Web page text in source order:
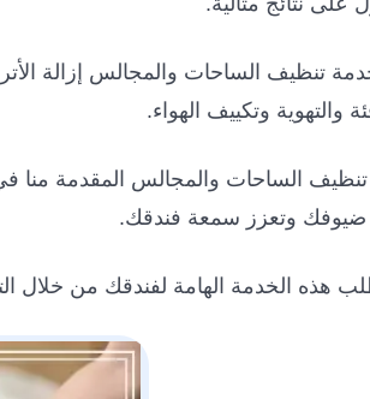
تنظيف الساحات والمجالس إزالة
والتهوية وتكييف الهواء.
الساحات والمجالس المقدمة
ضيوفك وتعزز سمعة فندقك.
الخدمة الهامة لفندقك من خلال